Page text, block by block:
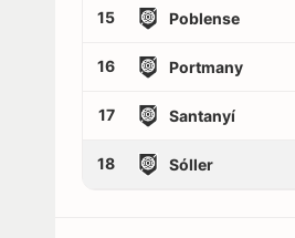
15 Poblense
16 Portmany
17 Santanyí
18 Sóller